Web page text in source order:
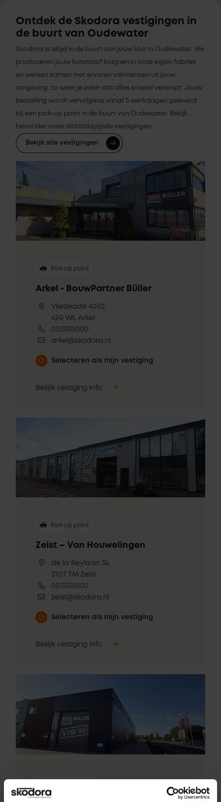
Ontdek de Skodora vestigingen in
de buurt van Oudewater
Skodora is altijd in de buurt van jouw klus in Oudewater. We
produceren jouw kunststof kozijnen in onze eigen fabriek
en werken samen met ervaren vakmensen uit jouw
omgeving, zo weet je zeker dat alles soepel verloopt. Jouw
bestelling wordt vervolgens vanaf 5 werkdagen geleverd
bij een pick-up point in de buurt van Oudewater. Bekijk
hieronder onze dichtstbijzijnde vestigingen.
Bekijk alle vestigingen
Pick-up point
Arkel - BouwPartner Büller
Vlietskade 4002,
4241 WL Arkel
0513335000
arkel@skodora.nl
Selecteren als mijn vestiging
Bekijk vestiging info
Pick-up point
Zeist – Van Houwelingen
de la Reylaan 34,
3707 TM Zeist
0513335000
zeist@skodora.nl
Selecteren als mijn vestiging
Bekijk vestiging info